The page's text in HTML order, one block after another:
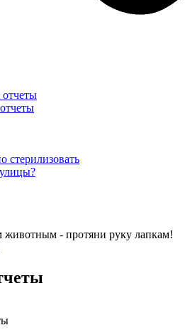
стерилизовать
животным - протяни руку лапкам!